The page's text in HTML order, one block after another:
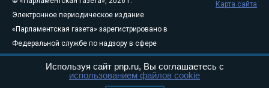
Электронное периодическое издание
«Парламентская газета» зарегистрировано в
Федеральной службе по надзору в сфере
связи, информационных технологий и
массовых коммуникаций (Роскомнадзор) 05
Карта сайта
Используя сайт pnp.ru, Вы соглашаетесь с
использованием файлов cookie